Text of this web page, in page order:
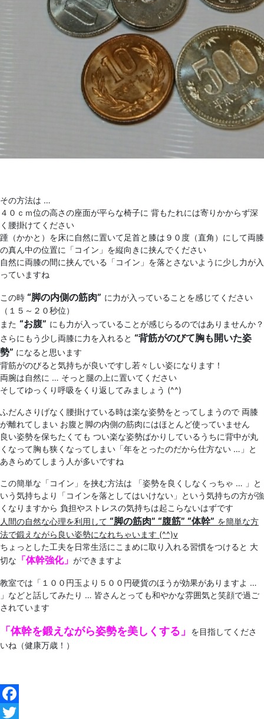
その方法は …
４０ｃｍ位の高さの座面が平らな椅子に 背もたれには寄りかからず深
く腰掛けてください
踵（かかと）を床に自然に置いて足首と膝は９０度（直角）にして両膝
の真ん中の位置に「コイン」を縦向きに挟んでください
自然に両膝の間に挟んでいる「コイン」を落とさないように少し力が入
っていますね
この時 “脚の内側の筋肉” に力が入っていることを感じてください
（１５～２０秒位）
また “お腹” にも力が入っていることが感じらるのではありませんか？
さらにもう少し両膝に力を入れると “背筋がのびて胸も開いた姿
勢” になると思います
背筋がのびると気持ちが良いですし若々しい姿になります！
両腕は自然に … そっと腿の上に置いてください
そしてゆっくり呼吸をくり返してみましょう (^^)
ふだんさりげなく腰掛けている時は楽な姿勢をとってしまうので 両膝
が離れてしまい お腹と脚の内側の筋肉にはほとんど使っていません
良い姿勢を保ちたくても つい楽な姿勢ばかりしているうちに背中が丸
くなって胸も狭くなってしまい「年をとったのだから仕方ない …」と
あきらめてしまう人が多いですね
この簡単な「コイン」を挟む方法は 「姿勢を良くしなくっちゃ … 」と
いう気持ちより「コインを落としてはいけない」という気持ちの方が強
くなりますから 負担やストレスの気持ちは起こらないはずです
人間の自然な心理を利用して “脚の筋肉” “腹筋” “体幹” を簡単な方
法で鍛えながら良い姿勢になれちゃいます (^^)v
ちょっとした工夫を日常生活にこまめに取り入れる習慣をつけると 大
切な 「体幹強化」 ができますよ
教室では「１００円玉より５００円硬貨のほうが効果がありますよ …
」などと話してみたり … 皆さんとっても和やかな雰囲気と笑顔で過ご
されています
「体幹を鍛えながら姿勢を美しくする」
を目指してくださ
いね （健康万歳！）
Facebook